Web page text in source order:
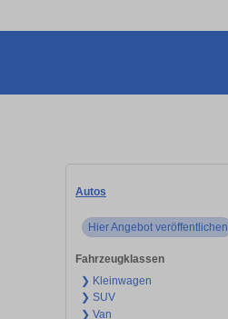
Autos
Hier Angebot veröffentlichen
Fahrzeugklassen
❯ Kleinwagen
❯ SUV
❯ Van